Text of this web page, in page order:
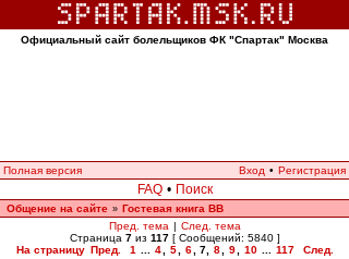
Официальный сайт болельщиков ФК "Спартак" Москва
Полная версия Вход • Регистрация
FAQ • Поиск
Общение на сайте » Гостевая книга ВВ
Пред. тема | След. тема
Страница 7из 117[ Сообщений: 5840 ]
На страницу Пред. 1 4 5 6 7, 8 9 10 117
След.